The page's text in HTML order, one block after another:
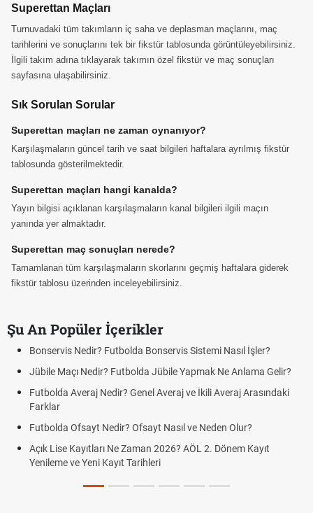
Superettan Maçları
Turnuvadaki tüm takımların iç saha ve deplasman maçlarını, maç
tarihlerini ve sonuçlarını tek bir fikstür tablosunda görüntüleyebilirsiniz.
İlgili takım adına tıklayarak takımın özel fikstür ve maç sonuçları
sayfasına ulaşabilirsiniz.
Sık Sorulan Sorular
Superettan maçları ne zaman oynanıyor?
Karşılaşmaların güncel tarih ve saat bilgileri haftalara ayrılmış fikstür
tablosunda gösterilmektedir.
Superettan maçları hangi kanalda?
Yayın bilgisi açıklanan karşılaşmaların kanal bilgileri ilgili maçın
yanında yer almaktadır.
Superettan maç sonuçları nerede?
Tamamlanan tüm karşılaşmaların skorlarını geçmiş haftalara giderek
fikstür tablosu üzerinden inceleyebilirsiniz.
Şu An Popüler İçerikler
Bonservis Nedir? Futbolda Bonservis Sistemi Nasıl İşler?
Jübile Maçı Nedir? Futbolda Jübile Yapmak Ne Anlama Gelir?
Futbolda Averaj Nedir? Genel Averaj ve İkili Averaj Arasındaki
Farklar
Futbolda Ofsayt Nedir? Ofsayt Nasıl ve Neden Olur?
Açık Lise Kayıtları Ne Zaman 2026? AÖL 2. Dönem Kayıt
Yenileme ve Yeni Kayıt Tarihleri